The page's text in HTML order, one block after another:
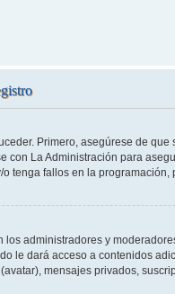
Primero, asegúrese de
con La Administración para
tenga fallos en la
administradores y
le dará acceso a contenidos
mensajes privados,